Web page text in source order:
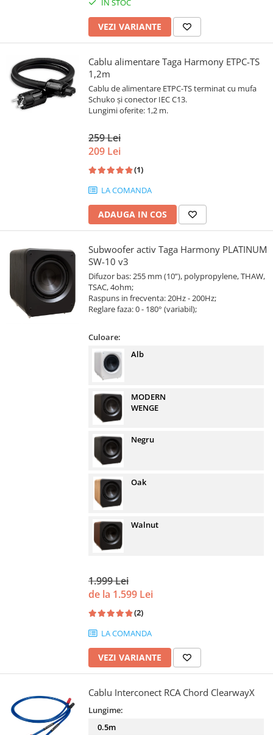
IN STOC
VEZI VARIANTE
Cablu alimentare Taga Harmony ETPC-TS
1,2m
Cablu de alimentare ETPC-TS terminat cu mufa
Schuko și conector IEC C13.
Lungimi oferite: 1,2 m.
259 Lei
209 Lei
(1)
LA COMANDA
ADAUGA IN COS
Subwoofer activ Taga Harmony PLATINUM
SW-10 v3
Difuzor bas: 255 mm (10”), polypropylene, THAW,
TSAC, 4ohm;
Raspuns in frecventa: 20Hz - 200Hz;
Reglare faza: 0 - 180° (variabil);
Culoare:
Alb
MODERN
WENGE
Negru
Oak
Walnut
1.999 Lei
de la 1.599 Lei
(2)
LA COMANDA
VEZI VARIANTE
Cablu Interconect RCA Chord ClearwayX
Lungime:
0.5m